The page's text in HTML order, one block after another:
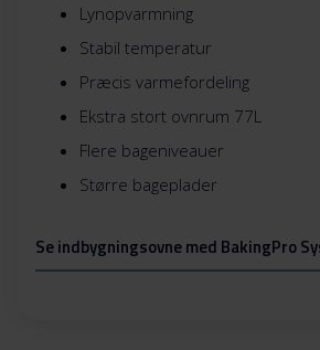
Lynopvarmning
Stabil temperatur
Præcis varmefordeling
Ekstra stort ovnrum 77L
Flere bageniveauer
Større bageplader
Se indbygningsovne med BakingPro